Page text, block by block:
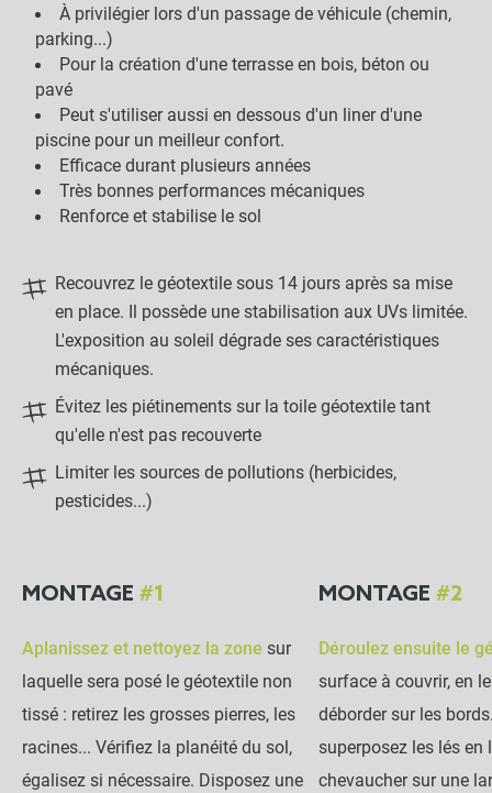
À privilégier lors d'un passage de véhicule (chemin,
parking...)
Pour la création d'une terrasse en bois, béton ou
pavé
Peut s'utiliser aussi en dessous d'un liner d'une
piscine pour un meilleur confort.
Efficace durant plusieurs années
Très bonnes performances mécaniques
Renforce et stabilise le sol
Recouvrez le géotextile sous 14 jours après sa mise
en place. Il possède une stabilisation aux UVs limitée.
L'exposition au soleil dégrade ses caractéristiques
mécaniques.
Évitez les piétinements sur la toile géotextile tant
qu'elle n'est pas recouverte
Limiter les sources de pollutions (herbicides,
pesticides...)
MONTAGE #1
Aplanissez et nettoyez la zone sur
laquelle sera posé le géotextile non
tissé : retirez les grosses pierres, les
racines... Vérifiez la planéité du sol,
égalisez si nécessaire. Disposez une
MONTAGE #2
Déroulez ensuite le
surface à couvrir, en
déborder sur les
superposez les lés en
chevaucher sur une